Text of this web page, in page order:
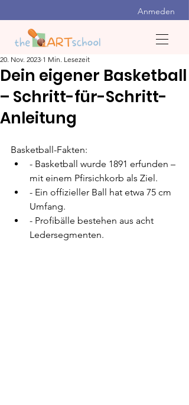
Anmeden
Dein eigener Basketball
– Schritt-für-Schritt-
Anleitung
20. Nov. 2023 1 Min. Lesezeit
Basketball-Fakten:
- Basketball wurde 1891 erfunden –
mit einem Pfirsichkorb als Ziel.
- Ein offizieller Ball hat etwa 75 cm
Umfang.
- Profibälle bestehen aus acht
Ledersegmenten.